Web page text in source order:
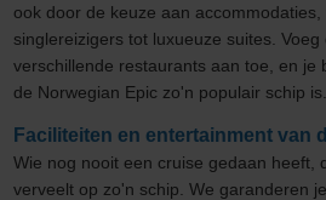
ook door de keuze aan
singlereizigers tot luxueuze suites.
verschillende restaurants aan toe, en je
de Norwegian Epic zo'n populair schip is.
Faciliteiten en entertainment van
Wie nog nooit een cruise gedaan heeft,
verveelt op zo'n schip. We garanderen